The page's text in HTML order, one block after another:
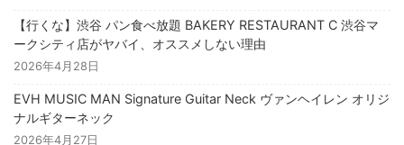
【行くな】渋谷 パン食べ放題 BAKERY RESTAURANT C 渋谷マ
ークシティ店がヤバイ、オススメしない理由
2026年4月28日
EVH MUSIC MAN Signature Guitar Neck ヴァンヘイレン オリジ
ナルギターネック
2026年4月27日